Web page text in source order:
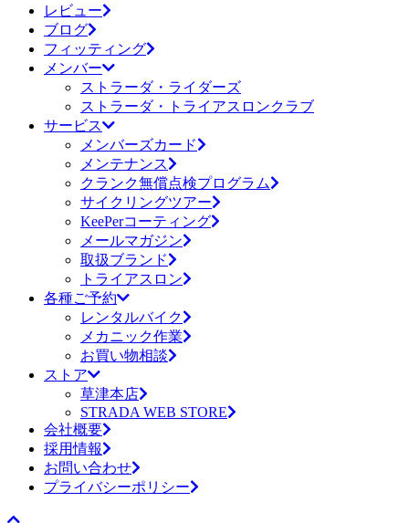
レビュー
ブログ
フィッティング
メンバー
ストラーダ・ライダーズ
ストラーダ・トライアスロンクラブ
サービス
メンバーズカード
メンテナンス
クランク無償点検プログラム
サイクリングツアー
KeePerコーティング
メールマガジン
取扱ブランド
トライアスロン
各種ご予約
レンタルバイク
メカニック作業
お買い物相談
ストア
草津本店
STRADA WEB STORE
会社概要
採用情報
お問い合わせ
プライバシーポリシー